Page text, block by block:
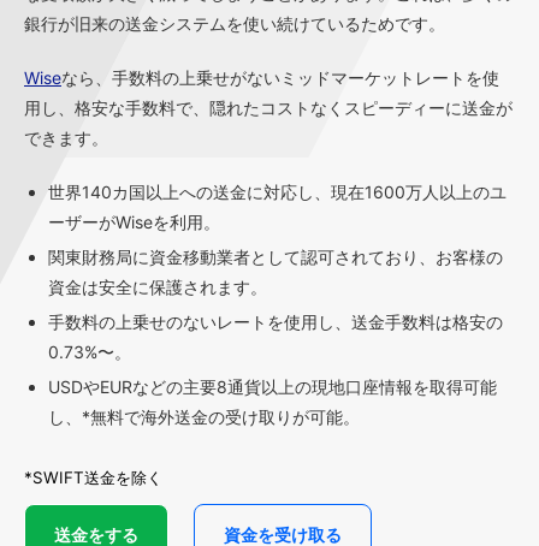
銀行が旧来の送金システムを使い続けているためです。
Wiseなら、手数料の上乗せがないミッドマーケットレートを使
用し、格安な手数料で、隠れたコストなくスピーディーに送金が
できます。
世界140カ国以上への送金に対応し、現在1600万人以上のユ
ーザーがWiseを利用。
関東財務局に資金移動業者として認可されており、お客様の
資金は安全に保護されます。
手数料の上乗せのないレートを使用し、送金手数料は格安の
0.73%〜。
USDやEURなどの主要8通貨以上の現地口座情報を取得可能
し、*無料で海外送金の受け取りが可能。
*SWIFT送金を除く
送金をする 資金を受け取る